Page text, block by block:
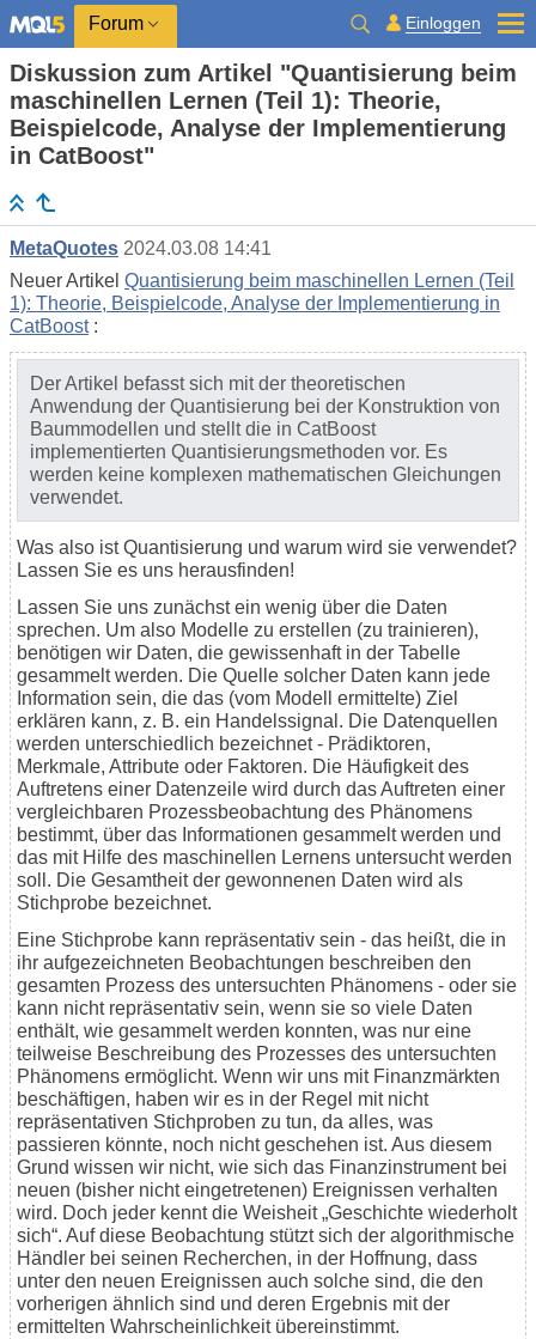
Forum Einloggen
Diskussion zum Artikel "Quantisierung beim
maschinellen Lernen (Teil 1): Theorie,
Beispielcode, Analyse der Implementierung
in CatBoost"
MetaQuotes 2024.03.08 14:41
Neuer Artikel Quantisierung beim maschinellen Lernen (Teil
1): Theorie, Beispielcode, Analyse der Implementierung in
CatBoost:
Der Artikel befasst sich mit der theoretischen
Anwendung der Quantisierung bei der Konstruktion von
Baummodellen und stellt die in CatBoost
implementierten Quantisierungsmethoden vor. Es
werden keine komplexen mathematischen Gleichungen
verwendet.
Was also ist Quantisierung und warum wird sie verwendet?
Lassen Sie es uns herausfinden!
Lassen Sie uns zunächst ein wenig über die Daten
sprechen. Um also Modelle zu erstellen (zu trainieren),
benötigen wir Daten, die gewissenhaft in der Tabelle
gesammelt werden. Die Quelle solcher Daten kann jede
Information sein, die das (vom Modell ermittelte) Ziel
erklären kann, z. B. ein Handelssignal. Die Datenquellen
werden unterschiedlich bezeichnet - Prädiktoren,
Merkmale, Attribute oder Faktoren. Die Häufigkeit des
Auftretens einer Datenzeile wird durch das Auftreten einer
vergleichbaren Prozessbeobachtung des Phänomens
bestimmt, über das Informationen gesammelt werden und
das mit Hilfe des maschinellen Lernens untersucht werden
soll. Die Gesamtheit der gewonnenen Daten wird als
Stichprobe bezeichnet.
Eine Stichprobe kann repräsentativ sein - das heißt, die in
ihr aufgezeichneten Beobachtungen beschreiben den
gesamten Prozess des untersuchten Phänomens - oder sie
kann nicht repräsentativ sein, wenn sie so viele Daten
enthält, wie gesammelt werden konnten, was nur eine
teilweise Beschreibung des Prozesses des untersuchten
Phänomens ermöglicht. Wenn wir uns mit Finanzmärkten
beschäftigen, haben wir es in der Regel mit nicht
repräsentativen Stichproben zu tun, da alles, was
passieren könnte, noch nicht geschehen ist. Aus diesem
Grund wissen wir nicht, wie sich das Finanzinstrument bei
neuen (bisher nicht eingetretenen) Ereignissen verhalten
wird. Doch jeder kennt die Weisheit „Geschichte wiederholt
sich“. Auf diese Beobachtung stützt sich der algorithmische
Händler bei seinen Recherchen, in der Hoffnung, dass
unter den neuen Ereignissen auch solche sind, die den
vorherigen ähnlich sind und deren Ergebnis mit der
ermittelten Wahrscheinlichkeit übereinstimmt.